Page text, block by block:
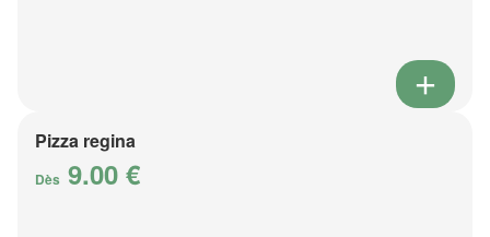
Pizza regina
Dès 9.00 €